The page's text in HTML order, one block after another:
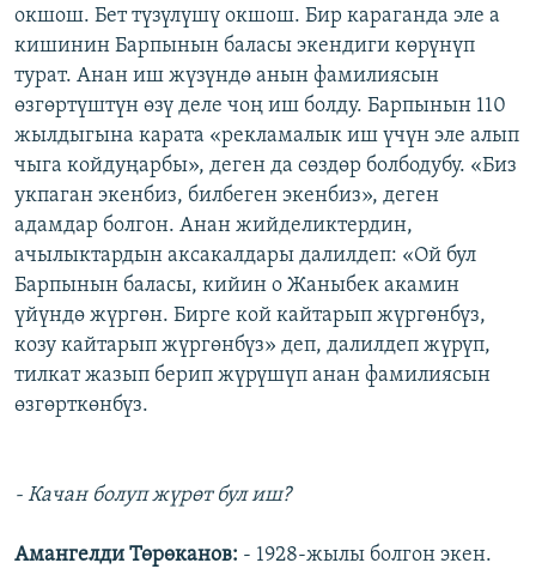
окшош. Бет түзүлүшү окшош. Бир караганда эле а
кишинин Барпынын баласы экендиги көрүнүп
турат. Анан иш жүзүндө анын фамилиясын
өзгөртүштүн өзү деле чоң иш болду. Барпынын 110
жылдыгына карата «рекламалык иш үчүн эле алып
чыга койдуңарбы», деген да сөздөр болбодубу. «Биз
укпаган экенбиз, билбеген экенбиз», деген
адамдар болгон. Анан жийделиктердин,
ачылыктардын аксакалдары далилдеп: «Ой бул
Барпынын баласы, кийин о Жаныбек акамин
үйүндө жүргөн. Бирге кой кайтарып жүргөнбүз,
козу кайтарып жүргөнбүз» деп, далилдеп жүрүп,
тилкат жазып берип жүрүшүп анан фамилиясын
өзгөрткөнбүз.
- Качан болуп жүрөт бул иш?
Амангелди Төрөканов: - 1928-жылы болгон экен.